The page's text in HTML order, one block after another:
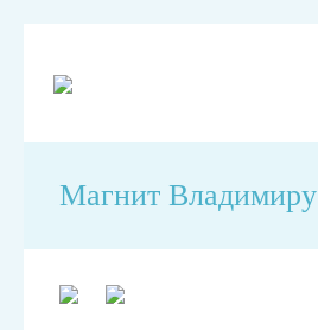
Магнит Владимиру